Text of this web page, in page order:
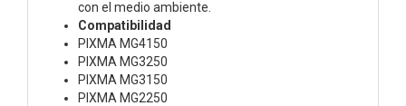
con el medio ambiente.
Compatibilidad
PIXMA MG4150
PIXMA MG3250
PIXMA MG3150
PIXMA MG2250